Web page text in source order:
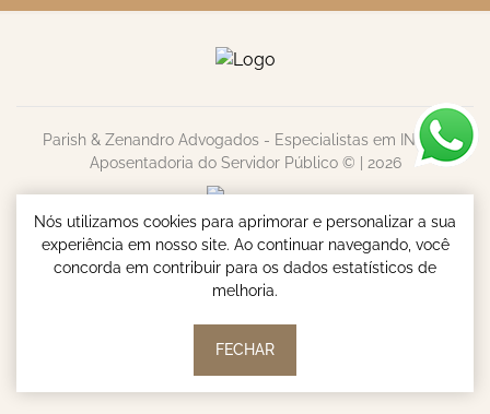
Parish & Zenandro Advogados - Especialistas em INSS e
Aposentadoria do Servidor Público © | 2026
Nós utilizamos cookies para aprimorar e personalizar a sua
experiência em nosso site. Ao continuar navegando, você
concorda em contribuir para os dados estatísticos de
melhoria.
FECHAR